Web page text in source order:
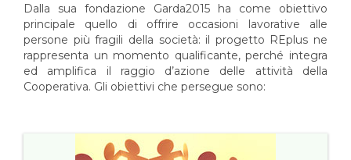
Dalla sua fondazione Garda2015 ha come obiettivo
principale quello di offrire occasioni lavorative alle
persone più fragili della società: il progetto REplus ne
rappresenta un momento qualificante, perché integra
ed amplifica il raggio d’azione delle attività della
Cooperativa. Gli obiettivi che persegue sono: